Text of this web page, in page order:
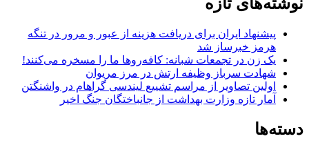
نوشته‌های تازه
پیشنهاد ایران برای دریافت هزینه از عبور و مرور در تنگه
هرمز خبرساز شد
یک زن در تجمعات شبانه: کافه‌روها ما را مسخره می‌کنند!
شهادت سرباز وظیفه ارتش در مرز مریوان
اولین تصاویر از مراسم تشییع لیندسی گراهام در واشنگتن
آمار تازه وزارت بهداشت از جانباختگان جنگ اخیر
دسته‌ها